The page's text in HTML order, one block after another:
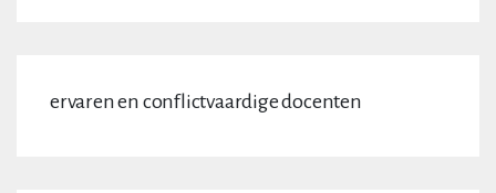
ervaren en conflictvaardige docenten